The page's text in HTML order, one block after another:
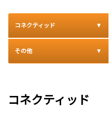
コネクティッド
その他
コネクティッド